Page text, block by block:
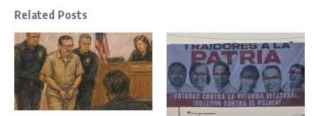
Related Posts